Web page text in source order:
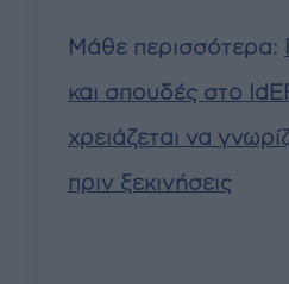
Μάθε περισσότερα:
και σπουδές στο
χρειάζεται να
πριν ξεκινήσεις